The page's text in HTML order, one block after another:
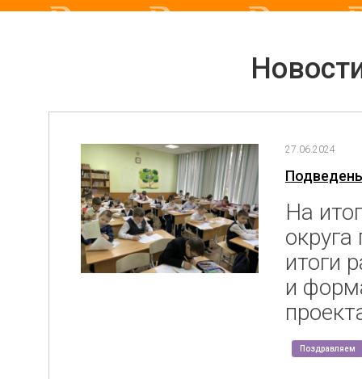
27.06.2024
На
итоги
и
Поздравляем